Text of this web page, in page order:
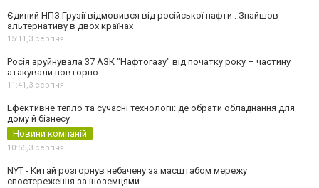
Єдиний НПЗ Грузії відмовився від російської нафти . Знайшов
альтернативу в двох країнах
15:11,3 серпня
Росія зруйнувала 37 АЗК "Нафтогазу" від початку року – частину
атакували повторно
11:41,3 серпня
Ефективне тепло та сучасні технології: де обрати обладнання для
дому й бізнесу
Новини компаній
10:56,3 серпня
NYT - Китай розгорнув небачену за масштабом мережу
спостереження за іноземцями